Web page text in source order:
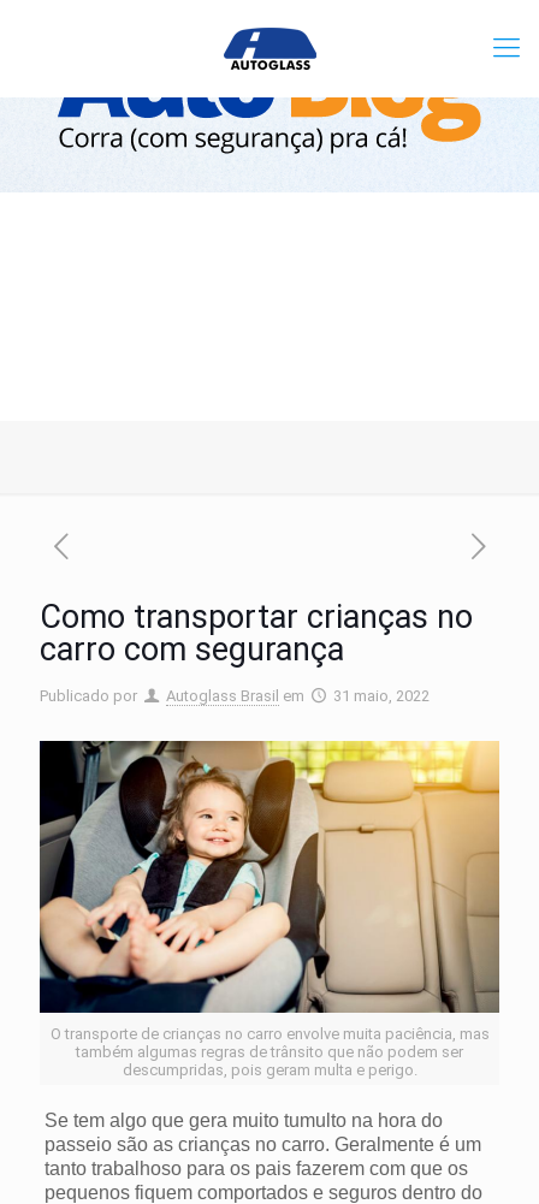
Como transportar crianças no
carro com segurança
Publicado por Autoglass Brasil em 31 maio, 2022
O transporte de crianças no carro envolve muita paciência, mas
também algumas regras de trânsito que não podem ser
descumpridas, pois geram multa e perigo.
Se tem algo que gera muito tumulto na hora do
passeio são as crianças no carro. Geralmente é um
tanto trabalhoso para os pais fazerem com que os
pequenos fiquem comportados e seguros dentro do